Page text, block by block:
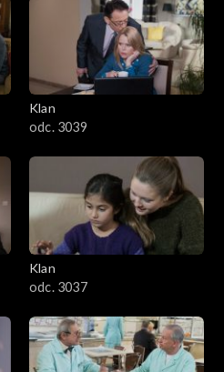
Klan
odc. 3039
Klan
odc. 3037